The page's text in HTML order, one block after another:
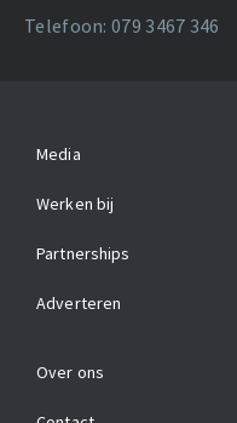
Telefoon: 079 3467 346
Media
Werken bij
Partnerships
Adverteren
Over ons